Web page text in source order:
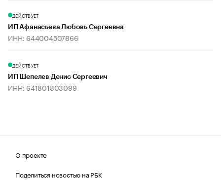
ДЕЙСТВУЕТ
ИП Афанасьева Любовь Сергеевна
ИНН: 644004507866
ДЕЙСТВУЕТ
ИП Шепелев Денис Сергеевич
ИНН: 641801803099
О проекте
Поделиться новостью на РБК